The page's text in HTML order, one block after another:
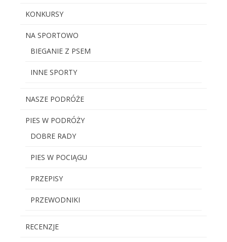
KONKURSY
NA SPORTOWO
BIEGANIE Z PSEM
INNE SPORTY
NASZE PODRÓŻE
PIES W PODRÓŻY
DOBRE RADY
PIES W POCIĄGU
PRZEPISY
PRZEWODNIKI
RECENZJE